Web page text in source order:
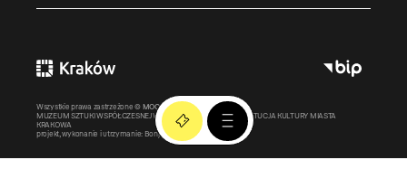
Wszystkie prawa zastrzeżone © MOCAK2011-2026
MUZEUM SZTUKI WSPÓŁCZESNEJ W KRAKOWIE MOCAK – INSTYTUCJA KULTURY MIASTA
KRAKOWA
projekt, wykonanie i utrzymanie: Bonjour.pl